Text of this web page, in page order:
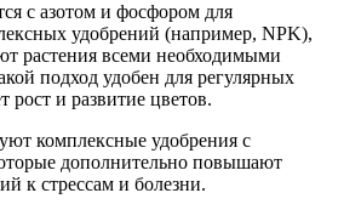
с азотом и фосфором для
удобрений (например, NPK),
растения всеми необходимыми
подход удобен для регулярных
рост и развитие цветов.
комплексные удобрения с
дополнительно повышают
к стрессам и болезни.